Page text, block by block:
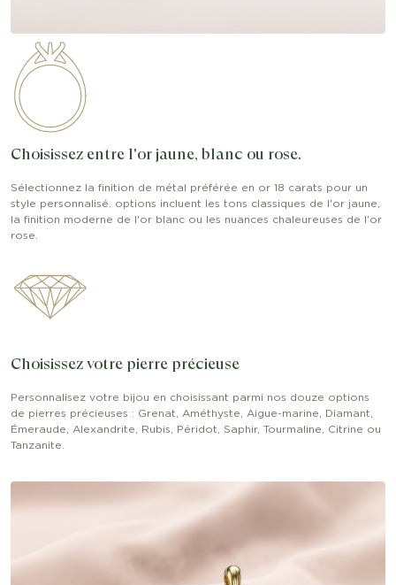
Choisissez entre l'or jaune, blanc ou rose.
Sélectionnez la finition de métal préférée en or 18 carats pour un
style personnalisé. options incluent les tons classiques de l'or jaune,
la finition moderne de l'or blanc ou les nuances chaleureuses de l'or
rose.
Choisissez votre pierre précieuse
Personnalisez votre bijou en choisissant parmi nos douze options
de pierres précieuses : Grenat, Améthyste, Aigue-marine, Diamant,
Émeraude, Alexandrite, Rubis, Péridot, Saphir, Tourmaline, Citrine ou
Tanzanite.